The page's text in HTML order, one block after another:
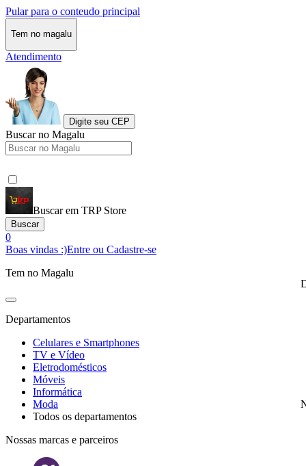
Pular para o conteudo principal
Tem no magalu
Atendimento
Digite seu CEP
Buscar no Magalu
Buscar em TRP Store
Buscar
0
Boas vindas :)Entre ou Cadastre-se
Tem no Magalu
Departamentos
Celulares e Smartphones
TV e Vídeo
Eletrodomésticos
Móveis
Informática
Moda
Todos os departamentos
Nossas marcas e parceiros